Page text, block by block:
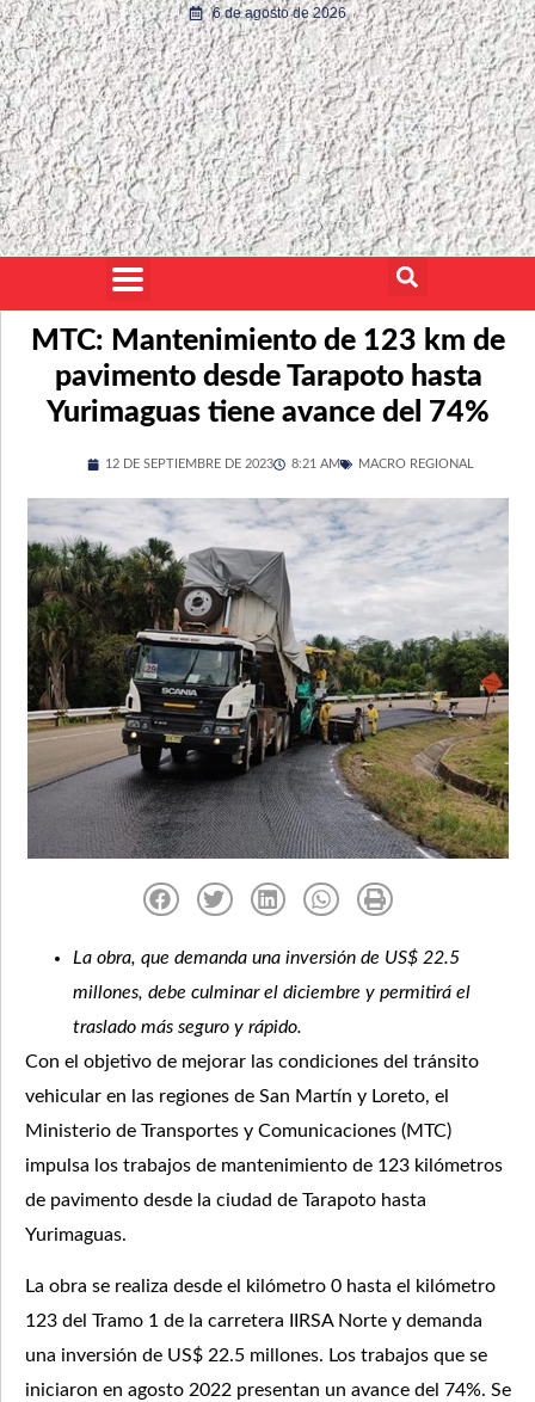
6 de agosto de 2026
MTC: Mantenimiento de 123 km de
pavimento desde Tarapoto hasta
Yurimaguas tiene avance del 74%
12 DE SEPTIEMBRE DE 2023 8:21 AM MACRO REGIONAL
La obra, que demanda una inversión de US$ 22.5
millones, debe culminar el diciembre y permitirá el
traslado más seguro y rápido.
Con el objetivo de mejorar las condiciones del tránsito
vehicular en las regiones de San Martín y Loreto, el
Ministerio de Transportes y Comunicaciones (MTC)
impulsa los trabajos de mantenimiento de 123 kilómetros
de pavimento desde la ciudad de Tarapoto hasta
Yurimaguas.
La obra se realiza desde el kilómetro 0 hasta el kilómetro
123 del Tramo 1 de la carretera IIRSA Norte y demanda
una inversión de US$ 22.5 millones. Los trabajos que se
iniciaron en agosto 2022 presentan un avance del 74%. Se